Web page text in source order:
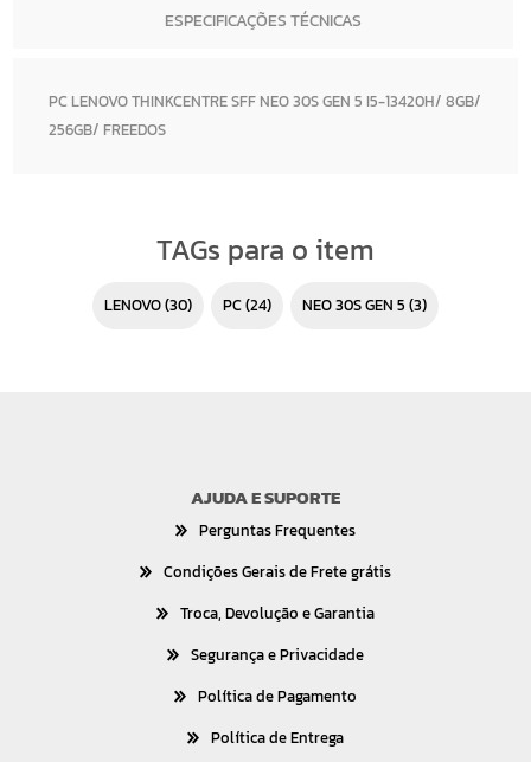
ESPECIFICAÇÕES TÉCNICAS
PC LENOVO THINKCENTRE SFF NEO 30S GEN 5 I5-13420H/ 8GB/
256GB/ FREEDOS
TAGs para o item
LENOVO(30) PC(24) NEO 30S GEN 5 (3)
AJUDA E SUPORTE
Perguntas Frequentes
Condições Gerais de Frete grátis
Troca, Devolução e Garantia
Segurança e Privacidade
Política de Pagamento
Política de Entrega